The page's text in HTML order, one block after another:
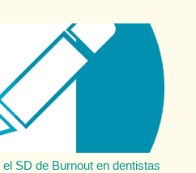
SD de Burnout en dentistas